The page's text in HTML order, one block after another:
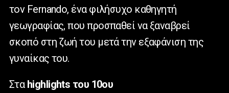
τον Fernando, ένα φιλήσυχο καθηγητή
γεωγραφίας, που προσπαθεί να ξαναβρεί
σκοπό στη ζωή του μετά την εξαφάνιση της
γυναίκας του.
Στα highlights του 10ου